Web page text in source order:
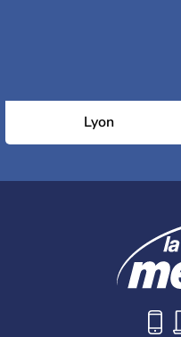
Lyon